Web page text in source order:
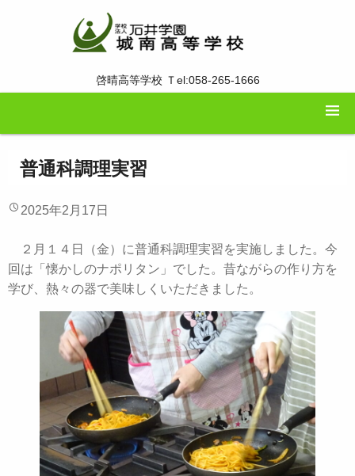
啓晴高等学校 Ｔel:058-265-1666
普通科調理実習
2025年2月17日
２月１４日（金）に普通科調理実習を実施しました。今
回は「懐かしのナポリタン」でした。昔ながらの作り方を
学び、熱々の器で美味しくいただきました。